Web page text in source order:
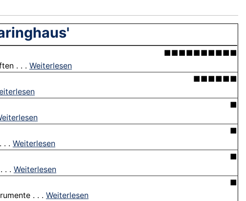
■■■■■■■■■■
. . . Weiterlesen
■■■■■■
■
■
. . Weiterlesen
■
. . Weiterlesen
■
. . . Weiterlesen